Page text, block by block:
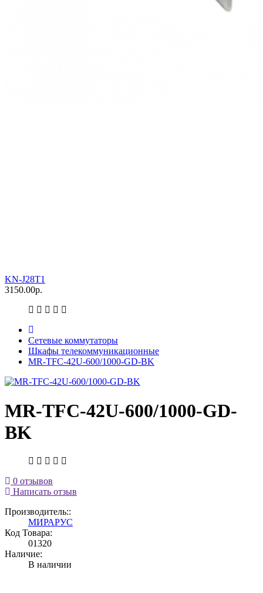
KN-J28T1
3150.00р.
Сетевые коммутаторы
Шкафы телекоммуникационные
MR-TFC-42U-600/1000-GD-BK
MR-TFC-42U-600/1000-GD-
BK
0 отзывов
Написать отзыв
Производитель::
МИРАРУС
Код Товара:
01320
Наличие:
В наличии